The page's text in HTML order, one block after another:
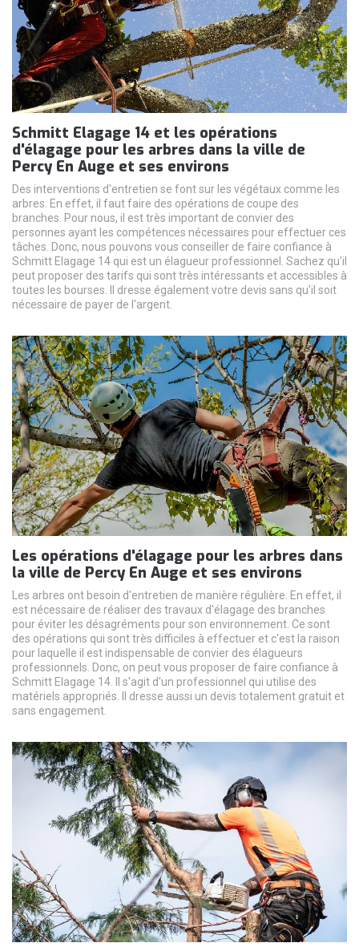
Schmitt Elagage 14 et les opérations
d'élagage pour les arbres dans la ville de
Percy En Auge et ses environs
Des interventions d'entretien se font sur les végétaux comme les
arbres. En effet, il faut faire des opérations de coupe des
branches. Pour nous, il est très important de convier des
personnes ayant les compétences nécessaires pour effectuer ces
tâches. Donc, nous pouvons vous conseiller de faire confiance à
Schmitt Elagage 14 qui est un élagueur professionnel. Sachez qu'il
peut proposer des tarifs qui sont très intéressants et accessibles à
toutes les bourses. Il dresse également votre devis sans qu'il soit
nécessaire de payer de l'argent.
Les opérations d'élagage pour les arbres dans
la ville de Percy En Auge et ses environs
Les arbres ont besoin d'entretien de manière régulière. En effet, il
est nécessaire de réaliser des travaux d'élagage des branches
pour éviter les désagréments pour son environnement. Ce sont
des opérations qui sont très difficiles à effectuer et c'est la raison
pour laquelle il est indispensable de convier des élagueurs
professionnels. Donc, on peut vous proposer de faire confiance à
Schmitt Elagage 14. Il s'agit d'un professionnel qui utilise des
matériels appropriés. Il dresse aussi un devis totalement gratuit et
sans engagement.